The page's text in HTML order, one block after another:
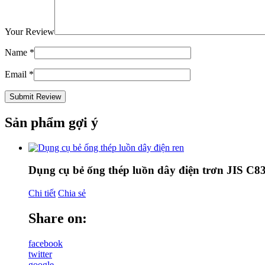
Your Review
Name *
Email *
Sản phẩm gợi ý
Dụng cụ bẻ ống thép luồn dây điện trơn JIS
Chi tiết Chia sẻ
Share on:
facebook
twitter